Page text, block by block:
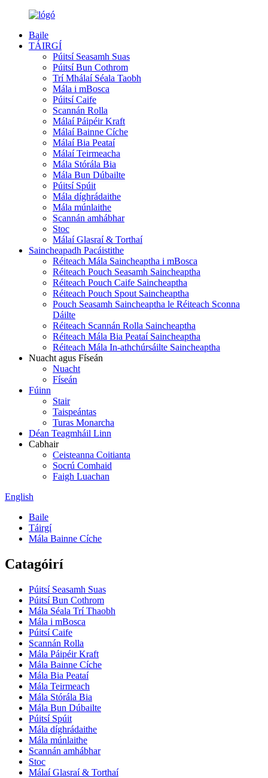
Baile
TÁIRGÍ
Púitsí Seasamh Suas
Púitsí Bun Cothrom
Trí Mhálaí Séala Taobh
Mála i mBosca
Púitsí Caife
Scannán Rolla
Málaí Páipéir Kraft
Málaí Bainne Cíche
Málaí Bia Peataí
Málaí Teirmeacha
Mála Stórála Bia
Mála Bun Dúbailte
Púitsí Spúit
Mála díghrádaithe
Mála múnlaithe
Scannán amhábhar
Stoc
Málaí Glasraí & Torthaí
Saincheapadh Pacáistithe
Réiteach Mála Saincheaptha i mBosca
Réiteach Pouch Seasamh Saincheaptha
Réiteach Pouch Caife Saincheaptha
Réiteach Pouch Spout Saincheaptha
Pouch Seasamh Saincheaptha le Réiteach Sconna
Dáilte
Réiteach Scannán Rolla Saincheaptha
Réiteach Mála Bia Peataí Saincheaptha
Réiteach Mála In-athchúrsáilte Saincheaptha
Nuacht agus Físeán
Nuacht
Físeán
Fúinn
Stair
Taispeántas
Turas Monarcha
Déan Teagmháil Linn
Cabhair
Ceisteanna Coitianta
Socrú Comhaid
Faigh Luachan
English
Baile
Táirgí
Mála Bainne Cíche
Catagóirí
Púitsí Seasamh Suas
Púitsí Bun Cothrom
Mála Séala Trí Thaobh
Mála i mBosca
Púitsí Caife
Scannán Rolla
Mála Páipéir Kraft
Mála Bainne Cíche
Mála Bia Peataí
Mála Teirmeach
Mála Stórála Bia
Mála Bun Dúbailte
Púitsí Spúit
Mála díghrádaithe
Mála múnlaithe
Scannán amhábhar
Stoc
Málaí Glasraí & Torthaí